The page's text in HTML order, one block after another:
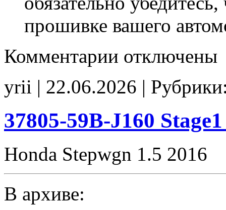
прошивке вашего
Комментарии записи
BF10
EVAP_off
отключены
yrii | 22.06.2026 |
37805-59B-J160
Honda Stepwgn 1.5 2016
В архиве: